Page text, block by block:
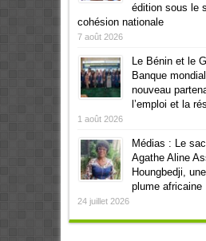
édition sous le
cohésion nationale
7 août 2026
Le Bénin et le
Banque
nouveau
l’emploi et la
1 août 2026
Médias : Le
Agathe Aline
Houngbedji,
plume africaine
24 juillet 2026